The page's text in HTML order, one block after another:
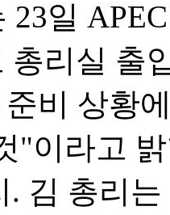
23일
총리실 출
비 상황
"이라고
. 김 총리